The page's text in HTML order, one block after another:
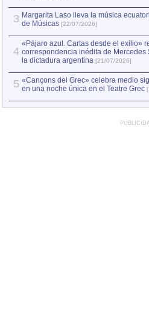
3 Margarita Laso lleva la música
de Músicas [22/07/2026]
4
«Pájaro azul. Cartas desde el exilio»
correspondencia inédita de Mercedes
la dictadura argentina [21/07/2026]
5 «Cançons del Grec» celebra medio
en una noche única en el Teatre Grec